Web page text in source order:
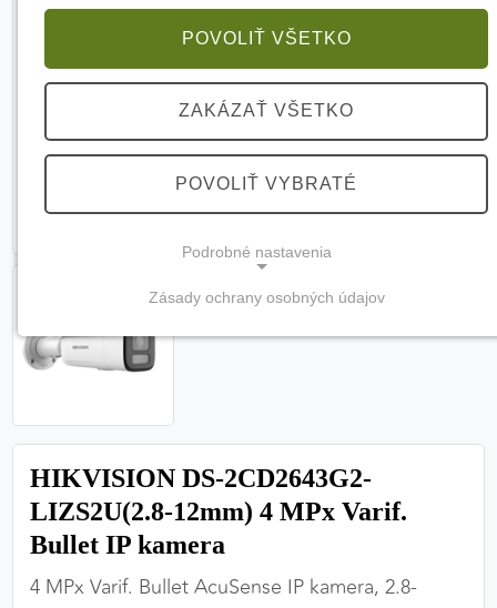
HIKVISION DS-2CD2643G2-
LIZS2U(2.8-12mm) 4 MPx Varif.
Bullet IP kamera
4 MPx Varif. Bullet AcuSense IP kamera, 2.8-
POVOLIŤ VŠETKO
ZAKÁZAŤ VŠETKO
POVOLIŤ VYBRATÉ
Podrobné nastavenia
(vždy aktívne, nemožno vypnúť)
webovej stránky a bez nich by nebolo možné
zabezpečiť jej plnú funkčnosť.
Nevyhnutné cookies
PREFERENČNÉ COOKIES
Zásady ochrany osobných údajov